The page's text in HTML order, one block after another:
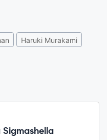
Haruki Murakami
Sigmashella